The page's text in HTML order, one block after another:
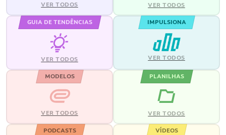
VER TODOS VER TODOS
GUIA DE TENDÊNCIAS
VER TODOS
IMPULSIONA
VER TODOS
MODELOS
VER TODOS
PLANILHAS
VER TODOS
PODCASTS VÍDEOS